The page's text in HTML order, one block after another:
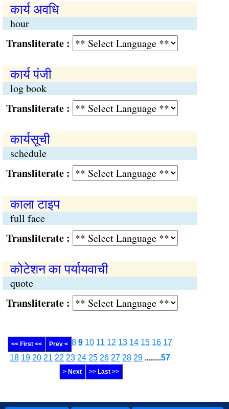
कार्य अवधि
hour
:
कार्य पंजी
log book
:
कार्यसूची
schedule
:
काला टाइप
full face
:
कोटेशन का पर्यायवाची
quote
:
<< First << Prev < 8 9 10 11 12 13 14 15 16 17
18 19 20 21 22 23 24 25 26 27 28 29 ........57
> Next >> Last >>